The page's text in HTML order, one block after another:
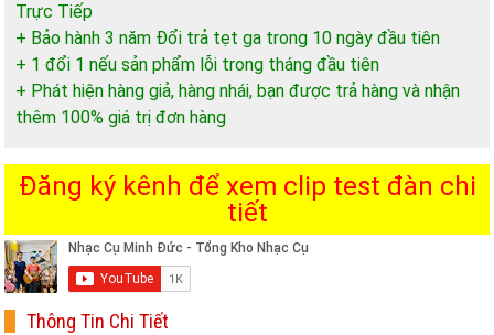
Trực Tiếp
+ Bảo hành 3 năm Đổi trả tẹt ga trong 10 ngày đầu tiên
+ 1 đổi 1 nếu sản phẩm lỗi trong tháng đầu tiên
+ Phát hiện hàng giả, hàng nhái, bạn được trả hàng và nhận
thêm 100% giá trị đơn hàng
Đăng ký kênh để xem clip test đàn chi
tiết
Thông Tin Chi Tiết